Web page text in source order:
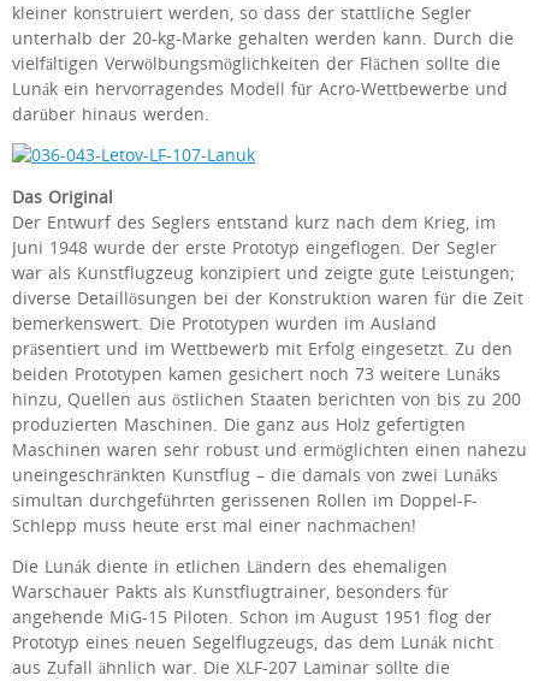
kleiner konstruiert werden, so dass der stattliche Segler
unterhalb der 20-kg-Marke gehalten werden kann. Durch die
vielfältigen Verwölbungsmöglichkeiten der Flächen sollte die
Lunák ein hervorragendes Modell für Acro-Wettbewerbe und
darüber hinaus werden.
Das Original
Der Entwurf des Seglers entstand kurz nach dem Krieg, im
Juni 1948 wurde der erste Prototyp eingeflogen. Der Segler
war als Kunstflugzeug konzipiert und zeigte gute Leistungen;
diverse Detaillösungen bei der Konstruktion waren für die Zeit
bemerkenswert. Die Prototypen wurden im Ausland
präsentiert und im Wettbewerb mit Erfolg eingesetzt. Zu den
beiden Prototypen kamen gesichert noch 73 weitere Lunáks
hinzu, Quellen aus östlichen Staaten berichten von bis zu 200
produzierten Maschinen. Die ganz aus Holz gefertigten
Maschinen waren sehr robust und ermöglichten einen nahezu
uneingeschränkten Kunstflug – die damals von zwei Lunáks
simultan durchgeführten gerissenen Rollen im Doppel-F-
Schlepp muss heute erst mal einer nachmachen!
Die Lunák diente in etlichen Ländern des ehemaligen
Warschauer Pakts als Kunstflugtrainer, besonders für
angehende MiG-15 Piloten. Schon im August 1951 flog der
Prototyp eines neuen Segelflugzeugs, das dem Lunák nicht
aus Zufall ähnlich war. Die XLF-207 Laminar sollte die